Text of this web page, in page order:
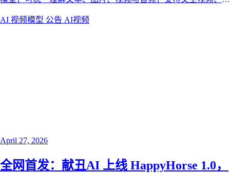
UI 动效等商用创作场景。
AI 视频模型 公告 AI视频
April 27, 2026
全网首发：献丑AI 上线 HappyHorse 1.0，